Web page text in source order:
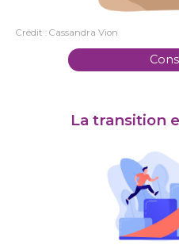
Crédit : Cassandra Vion
La transition